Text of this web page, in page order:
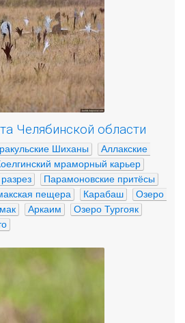
Челябинской области
Шиханы
Аллакские
мраморный карьер
Парамоновские притёсы
пещера Карабаш
Озеро
Аркаим
Озеро Тургояк